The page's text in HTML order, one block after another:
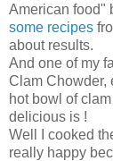
American food"
some recipes
about results.
And one of my
Clam Chowder,
hot bowl of
delicious is !
Well I cooked
really happy